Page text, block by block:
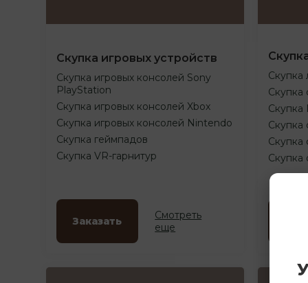
Скупка игровых устройств
Скупка игровых консолей Sony
PlayStation
Скупка игровых консолей Xbox
Скупка игровых консолей Nintendo
Скупка геймпадов
Скупка VR-гарнитур
Заказать
Смотреть
еще
Скупка
Скупка
Скупка
Скупка
Скупка